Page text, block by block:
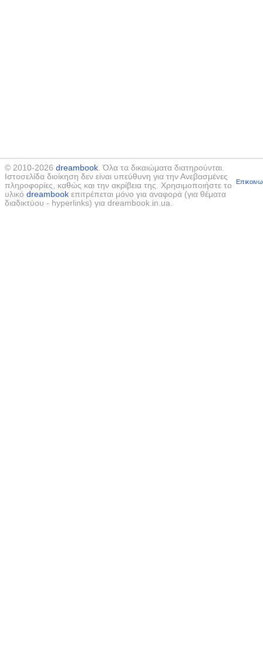
© 2010-2026 dreambook. Όλα τα δικαιώματα διατηρούνται.
Ιστοσελίδα διοίκηση δεν είναι υπεύθυνη για την Ανεβασμένες
πληροφορίες, καθώς και την ακρίβεια της. Χρησιμοποιήστε το
υλικό dreambook επιτρέπεται μόνο για αναφορά (για θέματα
διαδικτύου - hyperlinks) για dreambook.in.ua.